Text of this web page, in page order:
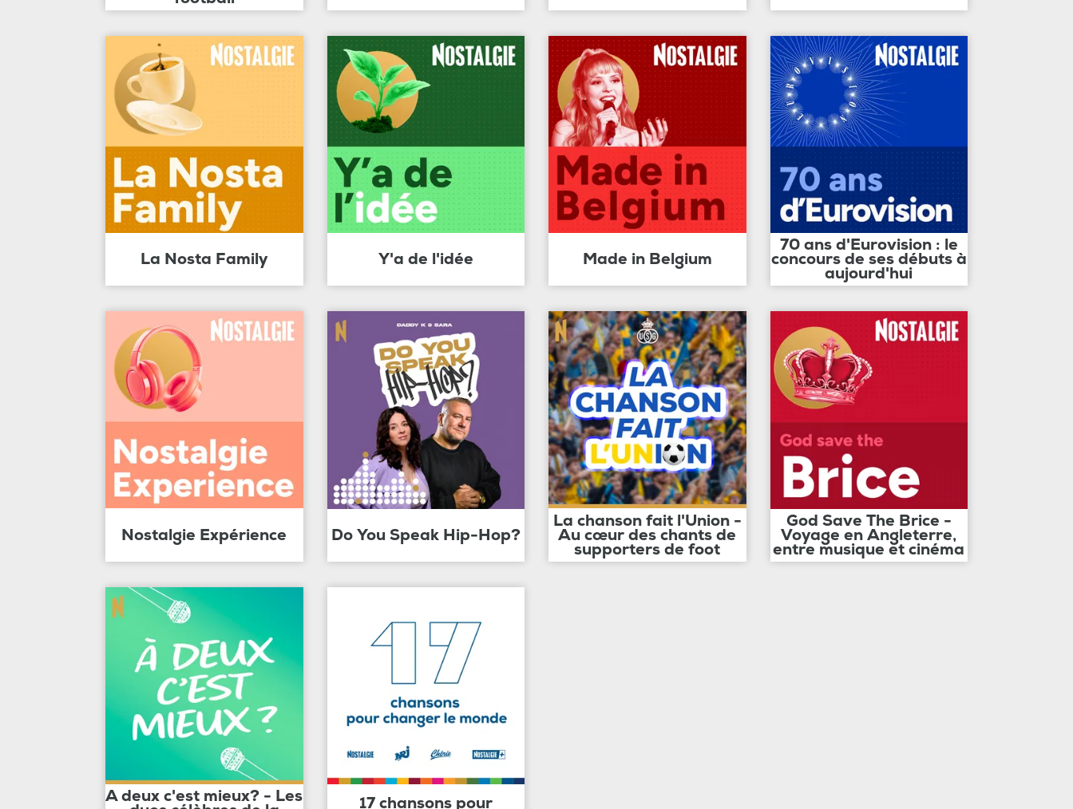
La Nosta Family Y'a de l'idée Made in Belgium
70 ans d'Eurovision : le
concours de ses débuts à
aujourd'hui
Nostalgie Expérience Do You Speak Hip-Hop?
La chanson fait l'Union -
Au cœur des chants de
supporters de foot
God Save The Brice -
Voyage en Angleterre,
entre musique et cinéma
A deux c'est mieux? - Les 17 chansons pour